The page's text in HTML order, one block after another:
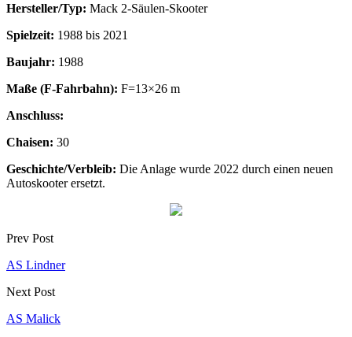
Hersteller/Typ: Mack 2-Säulen-Skooter
Spielzeit: 1988 bis 2021
Baujahr: 1988
Maße (F-Fahrbahn): F=13×26 m
Anschluss:
Chaisen: 30
Geschichte/Verbleib: Die Anlage wurde 2022 durch einen neuen
Autoskooter ersetzt.
Prev Post
AS Lindner
Next Post
AS Malick